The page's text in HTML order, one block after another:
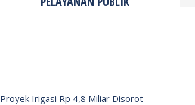
Proyek Irigasi Rp 4,8 Miliar Disorot